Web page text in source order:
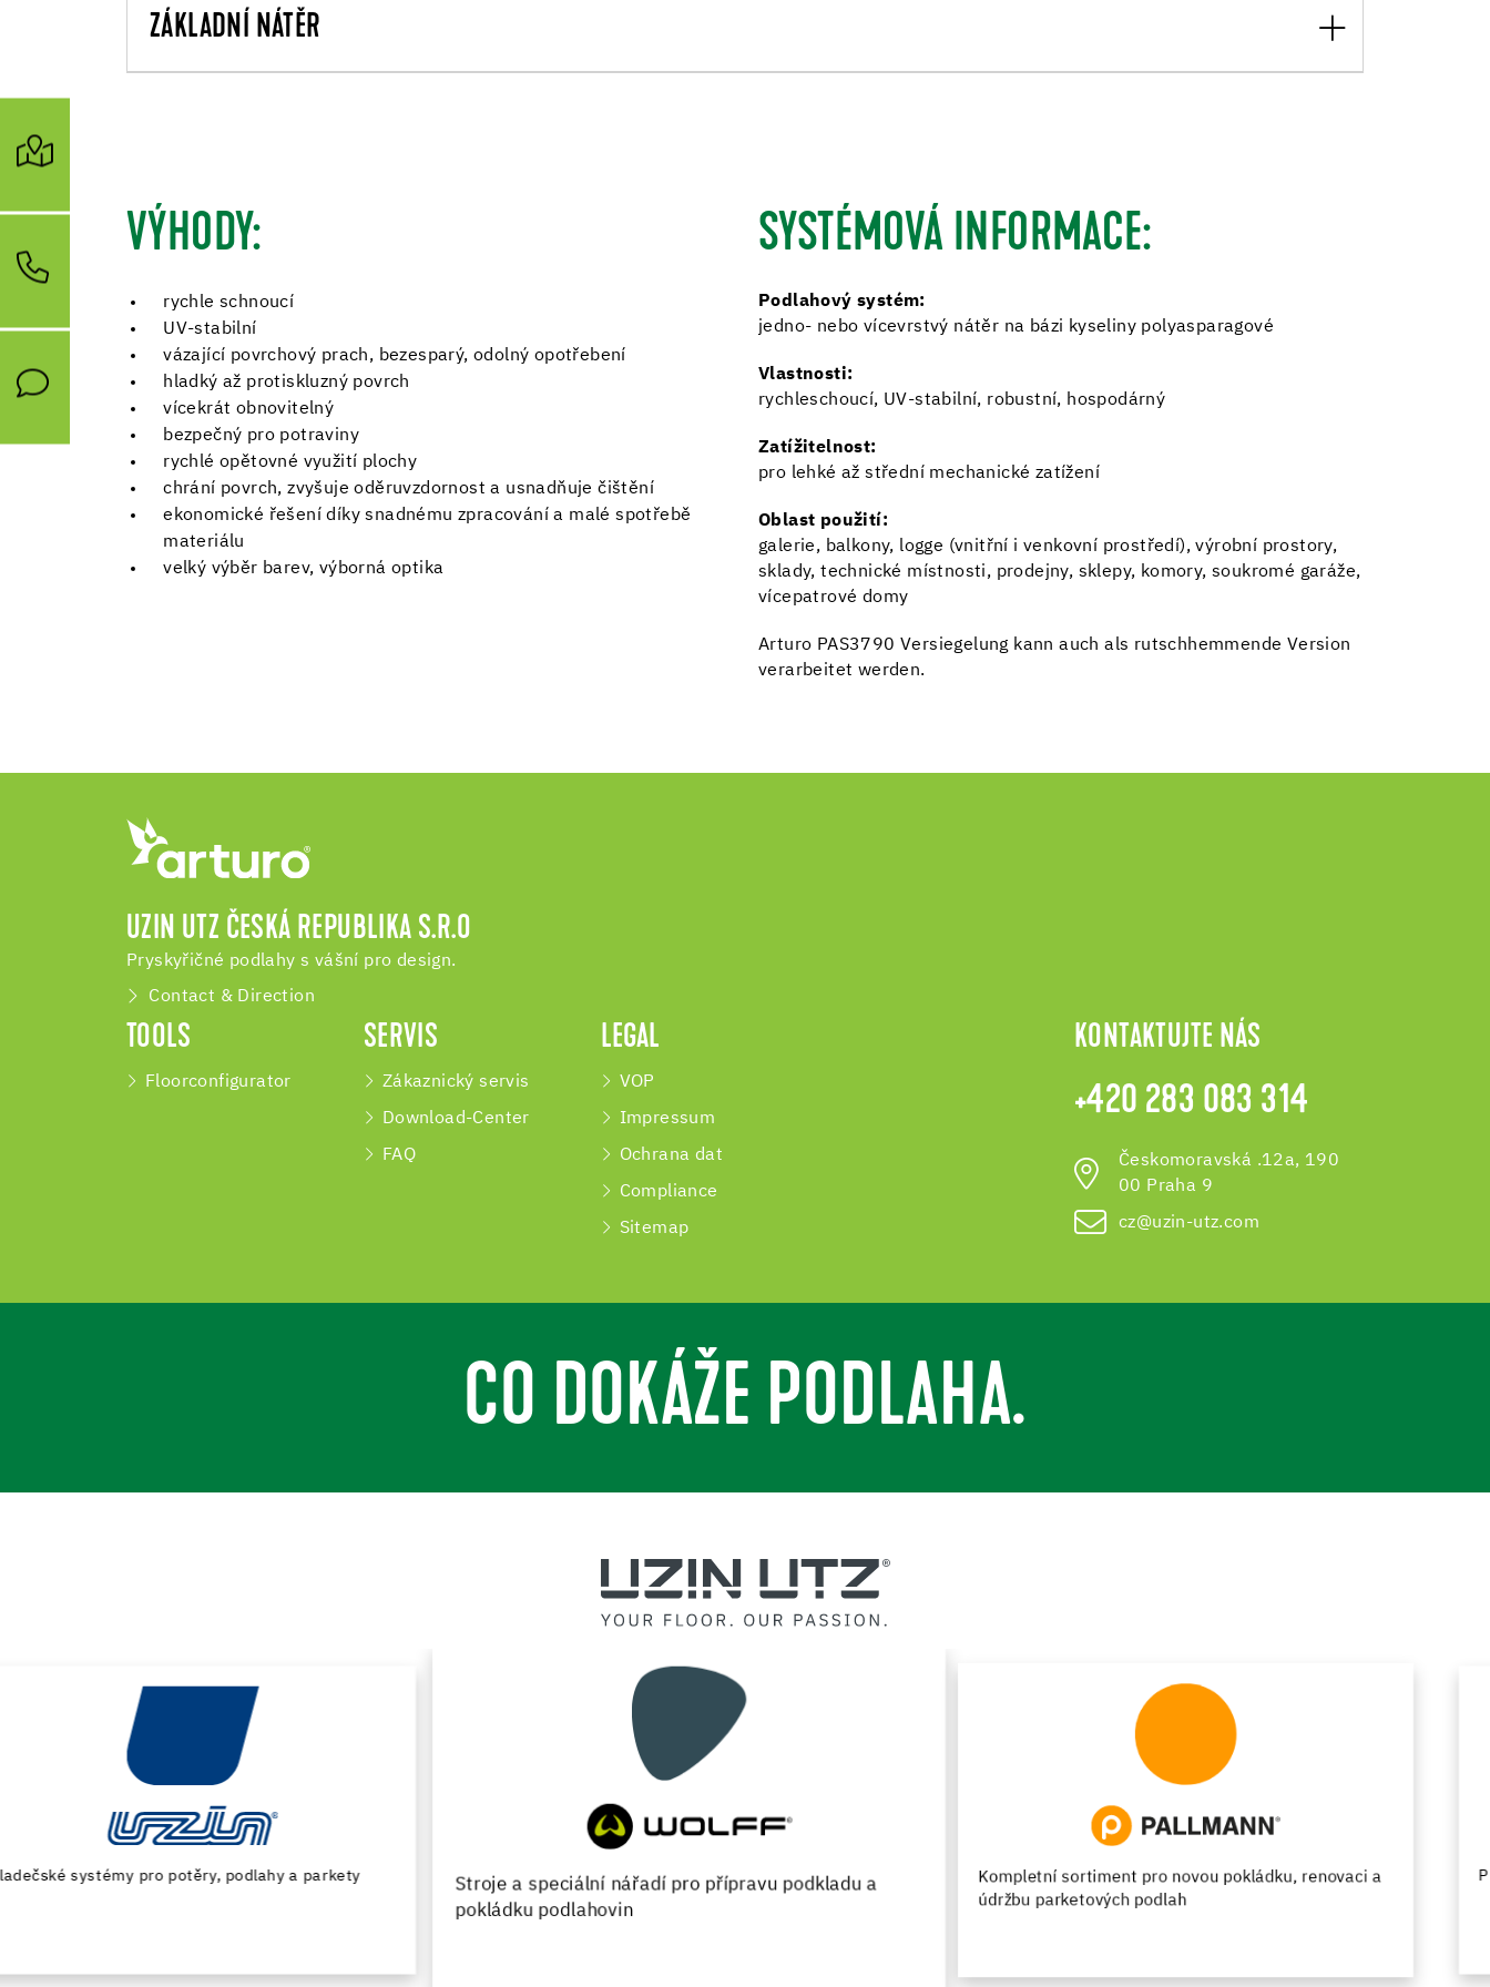
ZÁKLADNÍ NÁTĚR
VÝHODY:
rychle schnoucí
UV-stabilní
vázající povrchový prach, bezesparý, odolný opotřebení
hladký až protiskluzný povrch
vícekrát obnovitelný
bezpečný pro potraviny
rychlé opětovné využití plochy
chrání povrch, zvyšuje oděruvzdornost a usnadňuje čištění
ekonomické řešení díky snadnému zpracování a malé spotřebě
materiálu
velký výběr barev, výborná optika
SYSTÉMOVÁ INFORMACE:
Podlahový systém:
jedno- nebo vícevrstvý nátěr na bázi kyseliny polyasparagové
Vlastnosti:
rychleschoucí, UV-stabilní, robustní, hospodárný
Zatížitelnost:
pro lehké až střední mechanické zatížení
Oblast použití:
galerie, balkony, logge (vnitřní i venkovní prostředí), výrobní prostory,
sklady, technické místnosti, prodejny, sklepy, komory, soukromé garáže,
vícepatrové domy
Arturo PAS3790 Versiegelung kann auch als rutschhemmende Version
verarbeitet werden.
UZIN UTZ ČESKÁ REPUBLIKA S.R.O
Pryskyřičné podlahy s vášní pro design.
Contact & Direction
TOOLS
Floorconfigurator
SERVIS
Zákaznický servis
Download-Center
FAQ
LEGAL
VOP
Impressum
Ochrana dat
Compliance
Sitemap
KONTAKTUJTE NÁS
+420 283 083 314
Českomoravská .12a, 190
00 Praha 9
cz@uzin-utz.com
CO DOKÁŽE PODLAHA.
Stroje a speciální nářadí pro přípravu podkladu a
Kompletní sortiment pro novou pokládku, renovaci a
údržbu parketových podlah
Pryskyřičné podlahy s vášní pro design